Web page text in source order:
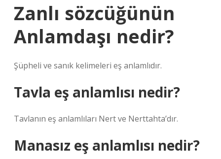
Zanlı sözcüğünün
Anlamdaşı nedir?
Şüpheli ve sanık kelimeleri eş anlamlıdır.
Tavla eş anlamlısı nedir?
Tavlanın eş anlamlıları Nert ve Nerttahta’dır.
Manasız eş anlamlısı nedir?